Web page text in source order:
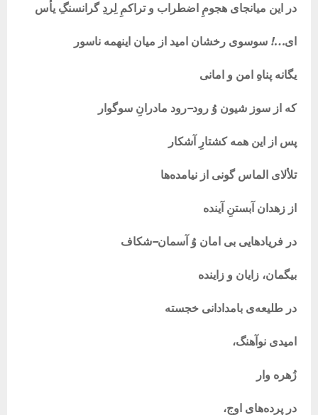
در این میانجای هجومِ اضطراب و تراکمِ لِردِ گرانسنگِ یأس
ای…! سوسوی رخشان امید از میان اینهمه ناسور
یگانه پناهِ امن و امانی
که از سوز شیون وُ رود–رود مادرانِ سوگوار
پس از این همه کشتارِ آشکار
تلألای الماس گونی از نیامده‌ها
از زهدان آبستنِ آینده
در فریادهایی بی امان وُ آسمان–شکاف
بیگمان، زایان و زاینده
در طلیعه‌ی بامدادانی خجسته
امیدی نوآهنگ،
زُهره وار
در پرده‌های اوج،